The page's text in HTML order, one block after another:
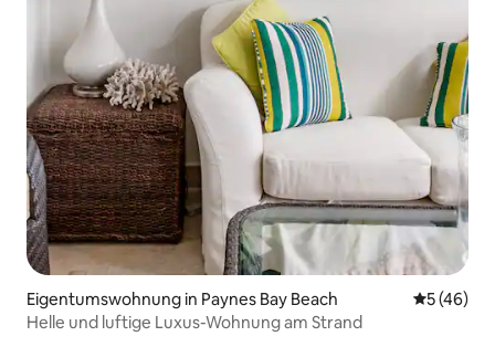
Eigentumswohnung in Paynes Bay Beach
5 (46)
Helle und luftige Luxus-Wohnung am Strand